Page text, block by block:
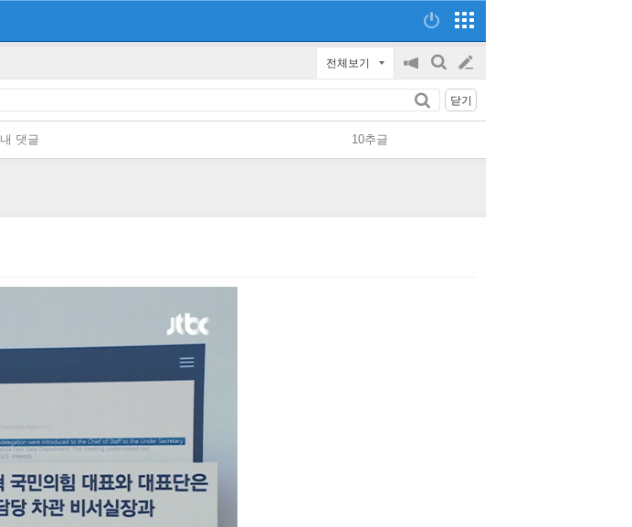
전체보기
공
지
on/off
검
글
쓰
닫기
내 댓글 10추글